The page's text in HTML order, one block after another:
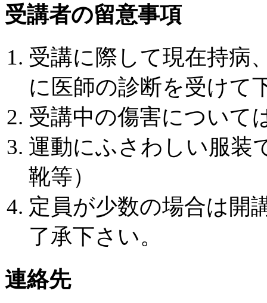
受講者の留意事項
受講に際して現在持病
に医師の診断を受けて
受講中の傷害について
運動にふさわしい服装
靴等）
定員が少数の場合は開
了承下さい。
連絡先